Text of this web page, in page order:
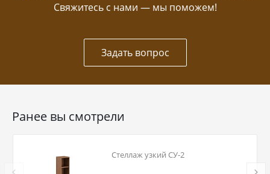
Свяжитесь с нами — мы поможем!
Задать вопрос
Ранее вы смотрели
Стеллаж узкий СУ-2